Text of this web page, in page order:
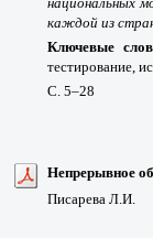
каждой из
Ключевые
тестирование,
С. 5–28
Непрерывное
Писарева Л.И.